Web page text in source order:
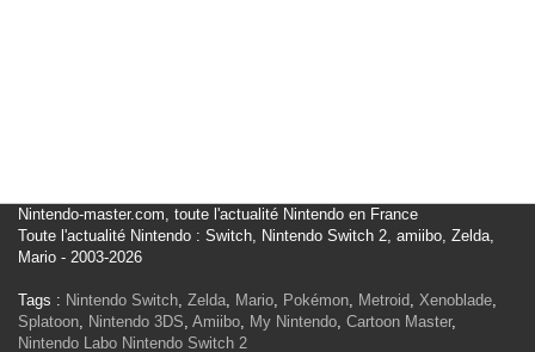
Nintendo-master.com, toute l'actualité Nintendo en France
Toute l'actualité Nintendo : Switch, Nintendo Switch 2, amiibo, Zelda,
Mario - 2003-2026
Tags : Nintendo Switch, Zelda, Mario, Pokémon, Metroid, Xenoblade,
Splatoon, Nintendo 3DS, Amiibo, My Nintendo, Cartoon Master,
Nintendo Labo Nintendo Switch 2